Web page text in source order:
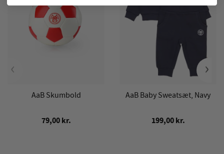
AaB Skumbold
79,00 kr.
AaB Baby Sweatsæt, Navy
199,00 kr.
‹ ›